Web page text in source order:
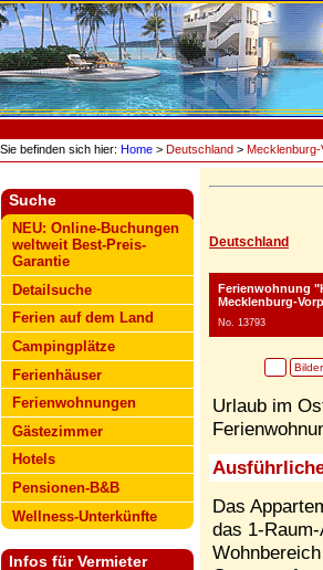
Sie befinden sich hier: Home > Deutschland > Mecklenburg-
Suche
NEU: Online-Buchungen
weltweit Best-Preis-
Garantie
Detailsuche
Ferien auf dem Land
Campingplätze
Ferienhäuser
Ferienwohnungen
Gästezimmer
Hotels
Pensionen-B&B
Wellness-Unterkünfte
Infos für Vermieter
Deutschland
Ferienwohnung
Mecklenburg-
No. 13793
Bilder
Urlaub im
Das
das 1-